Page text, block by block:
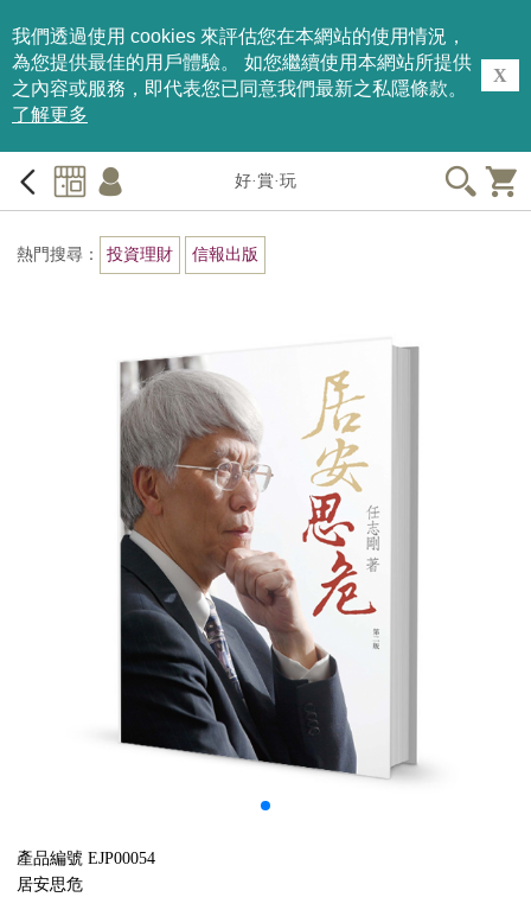
我們透過使用 cookies 來評估您在本網站的使用情況，
為您提供最佳的用戶體驗。 如您繼續使用本網站所提供
之內容或服務，即代表您已同意我們最新之私隱條款。
了解更多
X
好·賞·玩
熱門搜尋： 投資理財 信報出版
產品編號 EJP00054
居安思危